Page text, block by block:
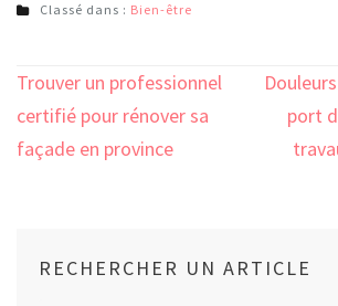
Classé dans : Bien-être
Navigation
de
l’article
Trouver un professionnel
certifié pour rénover sa
façade en province
port
RECHERCHER UN ARTICLE